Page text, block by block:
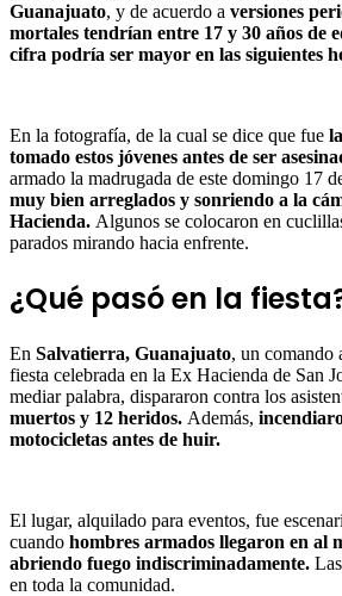
Guanajuato, y de acuerdo a versiones
mortales tendrían entre 17 y 30 años de
cifra podría ser mayor en las siguientes
En la fotografía, de la cual se dice que fue
tomado estos jóvenes antes de ser
armado la madrugada de este domingo 17
muy bien arreglados y sonriendo a la
Hacienda. Algunos se colocaron en
parados mirando hacia enfrente.
¿Qué pasó en la
En Salvatierra, Guanajuato, un comando
fiesta celebrada en la Ex Hacienda de San
mediar palabra, dispararon contra los
muertos y 12 heridos. Además,
motocicletas antes de huir.
El lugar, alquilado para eventos, fue
cuando hombres armados llegaron en al
abriendo fuego indiscriminadamente.
en toda la comunidad.